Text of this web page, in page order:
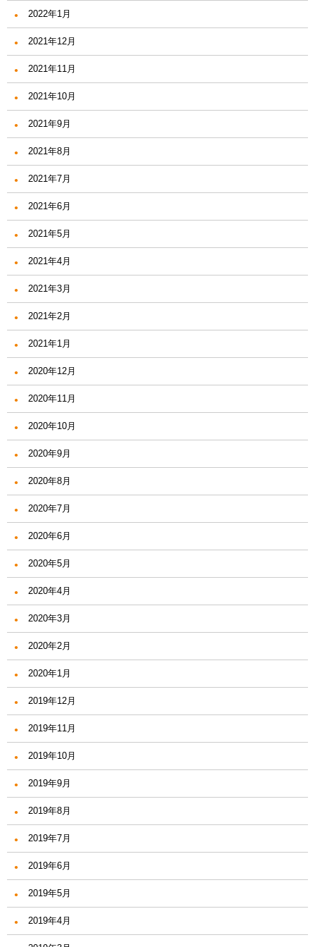
2022年1月
2021年12月
2021年11月
2021年10月
2021年9月
2021年8月
2021年7月
2021年6月
2021年5月
2021年4月
2021年3月
2021年2月
2021年1月
2020年12月
2020年11月
2020年10月
2020年9月
2020年8月
2020年7月
2020年6月
2020年5月
2020年4月
2020年3月
2020年2月
2020年1月
2019年12月
2019年11月
2019年10月
2019年9月
2019年8月
2019年7月
2019年6月
2019年5月
2019年4月